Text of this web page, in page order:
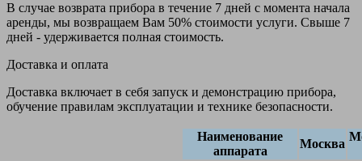
В случае возврата прибора в течение 7 дней с момента начала
аренды, мы возвращаем Вам 50% стоимости услуги. Свыше 7
дней - удерживается полная стоимость.
Доставка и оплата
Доставка включает в себя запуск и демонстрацию прибора,
обучение правилам эксплуатации и технике безопасности.
Наименование
аппарата
Москва